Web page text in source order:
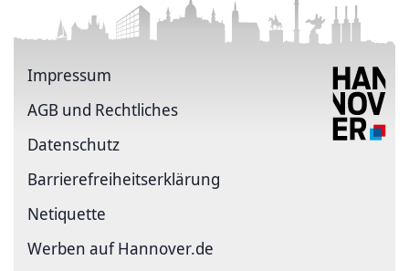
Impressum
AGB und Rechtliches
Datenschutz
Barriere­freiheits­erklärung
Netiquette
Werben auf Hannover.de